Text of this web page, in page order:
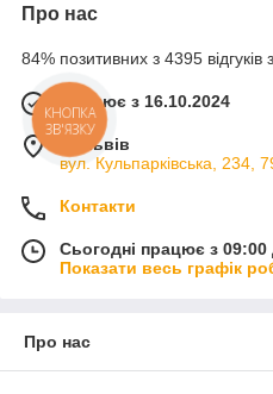
Про нас
84% позитивних з 4395 відгуків
Працює з 16.10.2024
м. Львів
вул. Кульпарківська, 234,
Контакти
Сьогодні працює з 09:00
Показати весь графік
Про нас
КНОПКА
ЗВ'ЯЗКУ